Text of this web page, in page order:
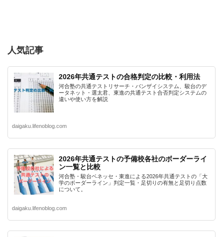
人気記事
2026年共通テストの合格判定の比較・利用法
河合塾の共通テストリサーチ・バンザイシステム、駿台のデ
ータネット・選太君、東進の共通テスト合否判定システムの
違いや使い方を解説
daigaku.lifenoblog.com
2026年共通テストの予備校各社のボーダーライ
ン一覧と比較
河合塾・駿台ベネッセ・東進による2026年共通テストの「大
学のボーダーライン」判定一覧・足切りの有無と足切り点数
について。
daigaku.lifenoblog.com